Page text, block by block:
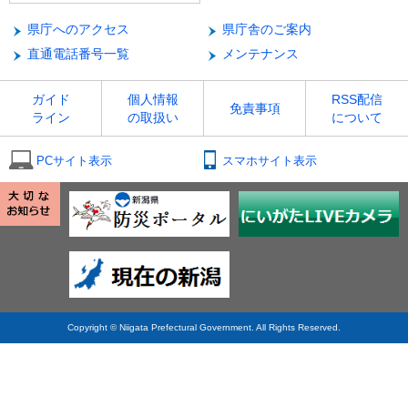
県庁へのアクセス
県庁舎のご案内
直通電話番号一覧
メンテナンス
ガイド
ライン
個人情報
の取扱い
免責事項
RSS配信
について
PCサイト表示 スマホサイト表示
Copyright © Niigata Prefectural Government. All Rights Reserved.